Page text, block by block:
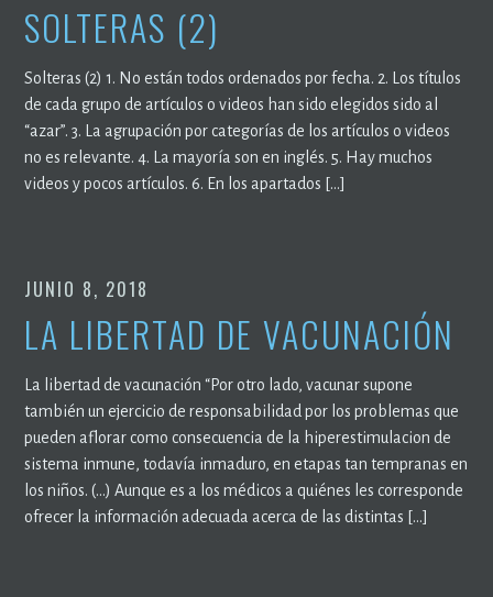
SOLTERAS (2)
Solteras (2) 1. No están todos ordenados por fecha. 2. Los títulos
de cada grupo de artículos o videos han sido elegidos sido al
“azar”. 3. La agrupación por categorías de los artículos o videos
no es relevante. 4. La mayoría son en inglés. 5. Hay muchos
videos y pocos artículos. 6. En los apartados […]
JUNIO 8, 2018
LA LIBERTAD DE VACUNACIÓN
La libertad de vacunación “Por otro lado, vacunar supone
también un ejercicio de responsabilidad por los problemas que
pueden aflorar como consecuencia de la hiperestimulacion de
sistema inmune, todavía inmaduro, en etapas tan tempranas en
los niños. (…) Aunque es a los médicos a quiénes les corresponde
ofrecer la información adecuada acerca de las distintas […]